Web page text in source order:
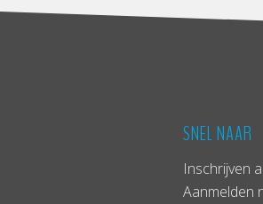
SNEL NAAR
Inschrijven
Aanmelden